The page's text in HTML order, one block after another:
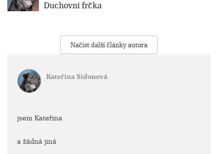
Duchovní frčka
Načíst další články autora
Kateřina Sidonová
jsem Kateřina
a žádná jiná